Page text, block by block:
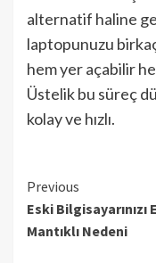
alternatif haline
laptopunuzu
hem yer açabilir
Üstelik bu süreç
kolay ve hızlı.
Continue
Reading
Previous
Eski
Mantıklı Nedeni